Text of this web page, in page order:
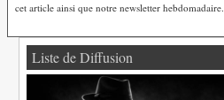
cet article ainsi que notre newsletter hebdomadaire.
Liste de Diffusion